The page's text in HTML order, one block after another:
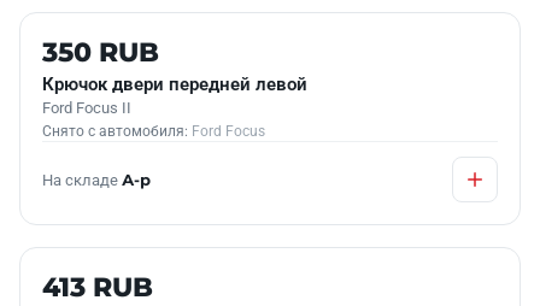
Б/У В НАЛИЧИИ
350 RUB
Крючок двери передней левой
Ford Focus II
Снято с автомобиля: Ford Focus
На складе А-р
Б/У В НАЛИЧИИ
413 RUB